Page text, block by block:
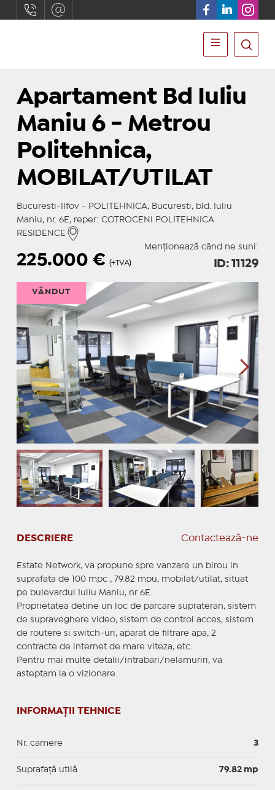
Apartament Bd Iuliu
Maniu 6 - Metrou
Politehnica,
MOBILAT/UTILAT
Bucuresti-Ilfov - POLITEHNICA, Bucuresti, bld. Iuliu
Maniu, nr. 6E, reper: COTROCENI POLITEHNICA
RESIDENCE
Menționează când ne suni:
225.000 € (+TVA) ID: 11129
VÂNDUT
DESCRIERE Contactează-ne
Estate Network, va propune spre vanzare un birou in
suprafata de 100 mpc , 79.82 mpu, mobilat/utilat, situat
pe bulevardul Iuliu Maniu, nr 6E.
Proprietatea detine un loc de parcare suprateran, sistem
de supraveghere video, sistem de control acces, sistem
de routere si switch-uri, aparat de filtrare apa, 2
contracte de internet de mare viteza, etc.
Pentru mai multe detalii/intrabari/nelamuriri, va
asteptam la o vizionare.
INFORMAȚII TEHNICE
Nr. camere 3
Suprafaţă utilă 79.82 mp